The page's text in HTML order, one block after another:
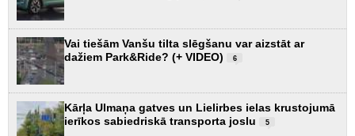
Vai tiešām Vanšu tilta slēgšanu var aizstāt ar
dažiem Park&Ride? (+ VIDEO)
6
Kārļa Ulmaņa gatves un Lielirbes ielas krustojumā
ierīkos sabiedriskā transporta joslu
5